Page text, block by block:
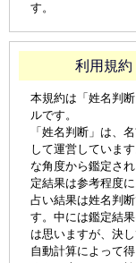
す。
利用規
本規約は「姓名判
ルです。
「姓名判断」は、
して運営していま
な角度から鑑定さ
定結果は参考程度に
占い結果は姓名判
す。中には鑑定結
は思いますが、決
自動計算によって得